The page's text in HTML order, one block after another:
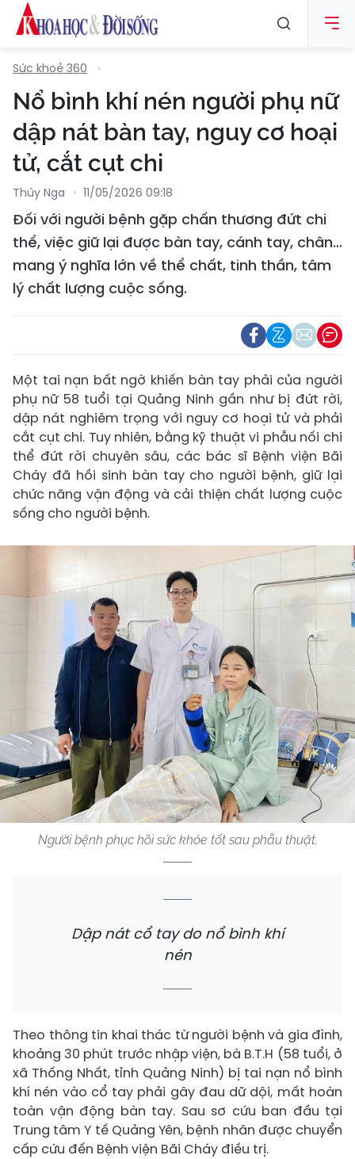
Sức khoẻ 360
Nổ bình khí nén người phụ nữ
dập nát bàn tay, nguy cơ hoại
tử, cắt cụt chi
Thúy Nga 11/05/2026 09:18
Đối với người bệnh gặp chấn thương đứt chi
thể, việc giữ lại được bàn tay, cánh tay, chân…
mang ý nghĩa lớn về thể chất, tinh thần, tâm
lý chất lượng cuộc sống.
Một tai nạn bất ngờ khiến bàn tay phải của người
phụ nữ 58 tuổi tại Quảng Ninh gần như bị đứt rời,
dập nát nghiêm trọng với nguy cơ hoại tử và phải
cắt cụt chi. Tuy nhiên, bằng kỹ thuật vi phẫu nối chi
thể đứt rời chuyên sâu, các bác sĩ Bệnh viện Bãi
Cháy đã hồi sinh bàn tay cho người bệnh, giữ lại
chức năng vận động và cải thiện chất lượng cuộc
sống cho người bệnh.
Người bệnh phục hồi sức khỏe tốt sau phẫu thuật.
Dập nát cổ tay do nổ bình khí
nén
Theo thông tin khai thác từ người bệnh và gia đình,
khoảng 30 phút trước nhập viện, bà B.T.H (58 tuổi, ở
xã Thống Nhất, tỉnh Quảng Ninh) bị tai nạn nổ bình
khí nén vào cổ tay phải gây đau dữ dội, mất hoàn
toàn vận động bàn tay. Sau sơ cứu ban đầu tại
Trung tâm Y tế Quảng Yên, bệnh nhân được chuyển
cấp cứu đến Bệnh viện Bãi Cháy điều trị.